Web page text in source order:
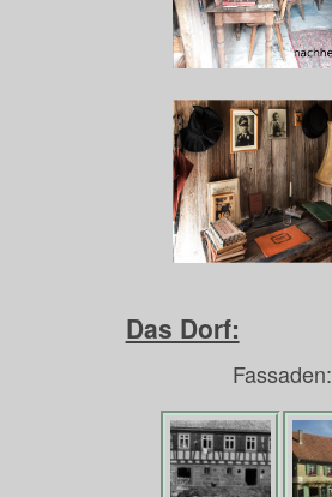
Das Dorf:
Fassaden: